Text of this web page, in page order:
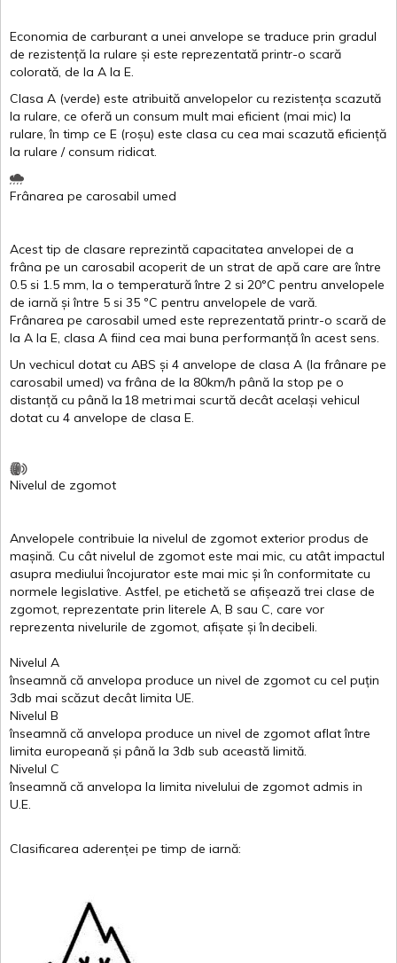
Economia de carburant a unei anvelope se traduce prin gradul
de rezistență la rulare și este reprezentată printr-o scară
colorată, de la A la E.
Clasa A (verde) este atribuită anvelopelor cu rezistența scazută
la rulare, ce oferă un consum mult mai eficient (mai mic) la
rulare,în timp ce E (roșu) este clasa cu cea mai scazută eficiență
la rulare /consum ridicat.
Frânarea pe carosabil umed
Acest tip de clasare reprezintă capacitatea anvelopei de a
frâna pe un carosabil acoperit de un strat de apă care areîntre
0.5 si 1.5 mm, la o temperatură între 2 si 20ºC pentru anvelopele
de iarnă și între 5 si 35 ºC pentru anvelopele de vară.
Frânarea pe carosabil umed este reprezentată printr-o scară de
la A la E, clasa A fiind cea mai buna performanță în acest sens.
Un vechicul dotat cu ABS și 4 anvelope de clasa A (la frânare pe
carosabil umed) va frâna de la 80km/h până la stop pe o
distanță cu până la 18 metrimai scurtă decât același vehicul
dotat cu 4 anvelope de clasa E.
Nivelul de zgomot
Anvelopele contribuie la nivelul de zgomot exterior produs de
mașină. Cu cât nivelul de zgomot este mai mic, cu atât impactul
asupra mediului încojurator este mai mic și în conformitate cu
normele legislative. Astfel, pe etichetă se afișează trei clase de
zgomot, reprezentate prin literele A, B sau C, care vor
reprezenta nivelurile de zgomot, afișate și îndecibeli.
Nivelul A
înseamnă că anvelopa produce un nivel de zgomot cu cel puțin
3db mai scăzut decât limita UE.
Nivelul B
înseamnă că anvelopa produce un nivel de zgomot aflat între
limita europeană și până la 3db sub această limită.
Nivelul C
înseamnă că anvelopa la limita nivelului de zgomot admis in
U.E.
Clasificarea aderenței pe timp de iarnă: